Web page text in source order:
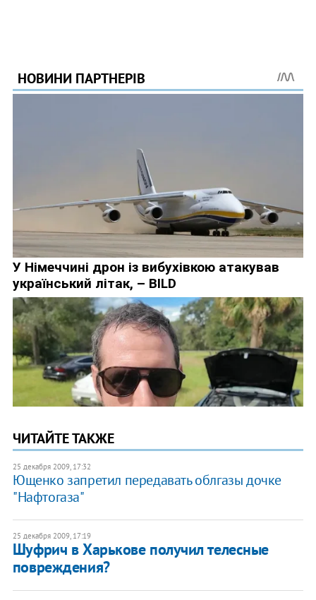
ЧИТАЙТЕ ТАКЖЕ
25 декабря 2009, 17:32
Ющенко запретил передавать облгазы дочке
"Нафтогаза"
25 декабря 2009, 17:19
Шуфрич в Харькове получил телесные
повреждения?